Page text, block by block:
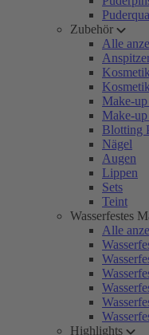
Zubehör
Alle
Make-
Make-
Blotting
Nägel
Augen
Lippen
Sets
Teint
Wasserfestes
Alle
Highlights